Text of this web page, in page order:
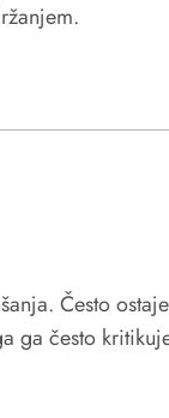
Često
često